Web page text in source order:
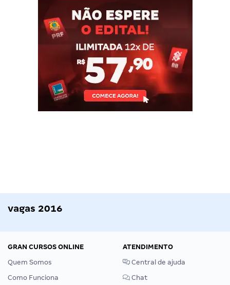
vagas 2016
GRAN CURSOS ONLINE
Quem Somos
Como Funciona
ATENDIMENTO
Central de ajuda
Chat